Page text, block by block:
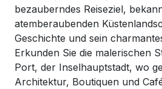
bezauberndes Reiseziel,
atemberaubenden
Geschichte und sein
Erkunden Sie die malerischen
Port, der Inselhauptstadt, wo
Architektur, Boutiquen und